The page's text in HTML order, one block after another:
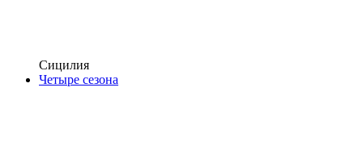
Сицилия
Четыре сезона